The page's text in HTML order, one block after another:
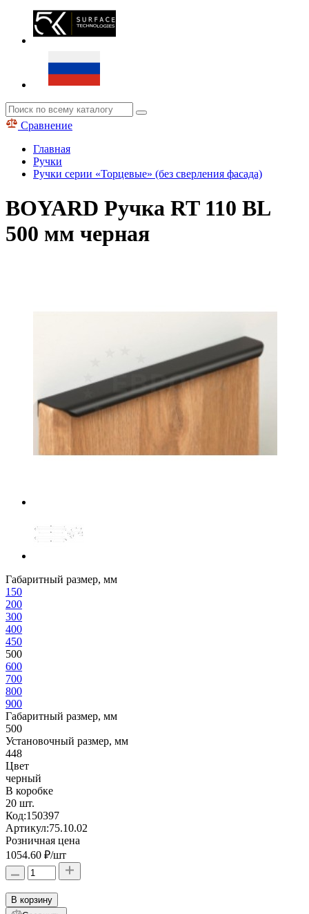
Сравнение
Главная
Ручки
Ручки серии «Торцевые» (без сверления фасада)
BOYARD Ручка RT 110 BL
500 мм черная
Габаритный размер, мм
150
200
300
400
450
500
600
700
800
900
Габаритный размер, мм
500
Установочный размер, мм
448
Цвет
черный
В коробке
20 шт.
Код:150397
Артикул:75.10.02
Розничная цена
1054.60 ₽/шт
В корзину